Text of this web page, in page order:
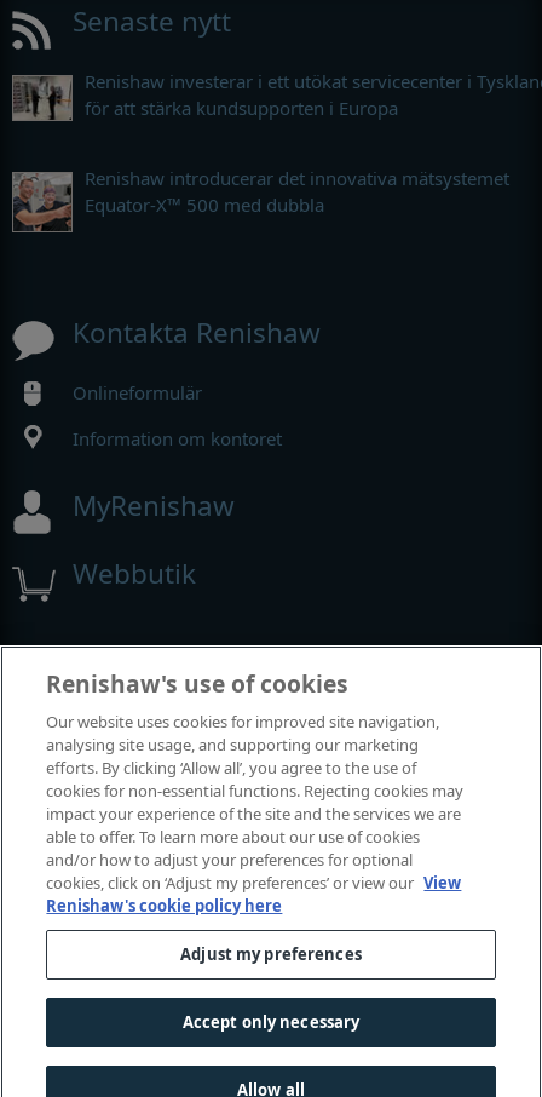
Senaste nytt
Renishaw investerar i ett utökat servicecenter i
för att stärka kundsupporten i Europa
Renishaw introducerar det innovativa mätsystemet
Equator-X™ 500 med dubbla
Kontakta Renishaw
Onlineformulär
Information om kontoret
MyRenishaw
Webbutik
Utställningar och konferenser
Tillställningar där vi deltar
© 2001-2026 Renishaw plc. Med ensamrätt.
Kontakta oss
Tillgänglighet
Information om cookies
Renishaw's use of cookies
Our website uses cookies for improved site navigation,
analysing site usage, and supporting our marketing
efforts. By clicking ‘Allow all’, you agree to the use of
cookies for non-essential functions. Rejecting cookies may
impact your experience of the site and the services we are
able to offer. To learn more about our use of cookies
and/or how to adjust your preferences for optional
cookies, click on ‘Adjust my preferences’ or view our View
Renishaw's cookie policy here
Adjust my preferences
Accept only necessary
Allow all